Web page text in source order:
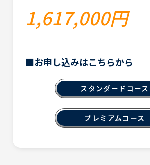
1,617,000円
■お申し込みはこちらから
スタンダードコース
プレミアムコース